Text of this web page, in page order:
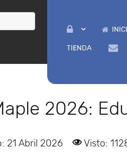
TIENDA
2026:
21 Abril 2026 Visto: